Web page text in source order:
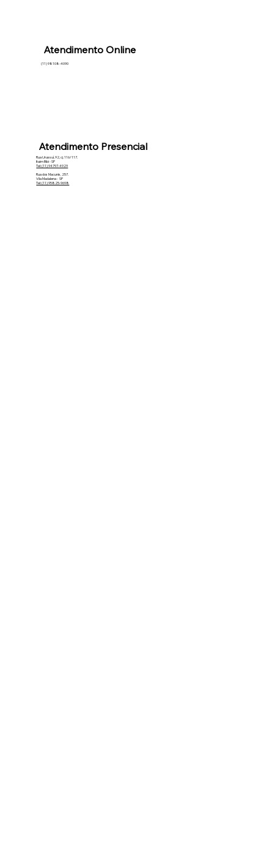
Atendimento Online
(11) 98108-4090
Atendimento Presencial
Rua Urussuí, 92, cj. 116/117.
Itaim Bibi - SP
Tel: (11) 94797-4929
Rua dos Macunis, 257.
Vila Madalena - SP
Tel: (11) 95825-9698